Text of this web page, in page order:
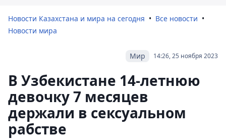
Новости Казахстана и мира на сегодня
Все новости
Новости мира
14:26, 25 ноября 2023
Мир
В Узбекистане 14-летнюю
девочку 7 месяцев
держали в сексуальном
рабстве